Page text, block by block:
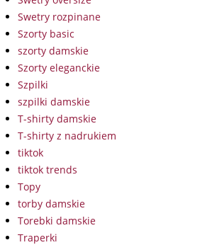
Swetry rozpinane
Szorty basic
szorty damskie
Szorty eleganckie
Szpilki
szpilki damskie
T-shirty damskie
T-shirty z nadrukiem
tiktok
tiktok trends
Topy
torby damskie
Torebki damskie
Traperki